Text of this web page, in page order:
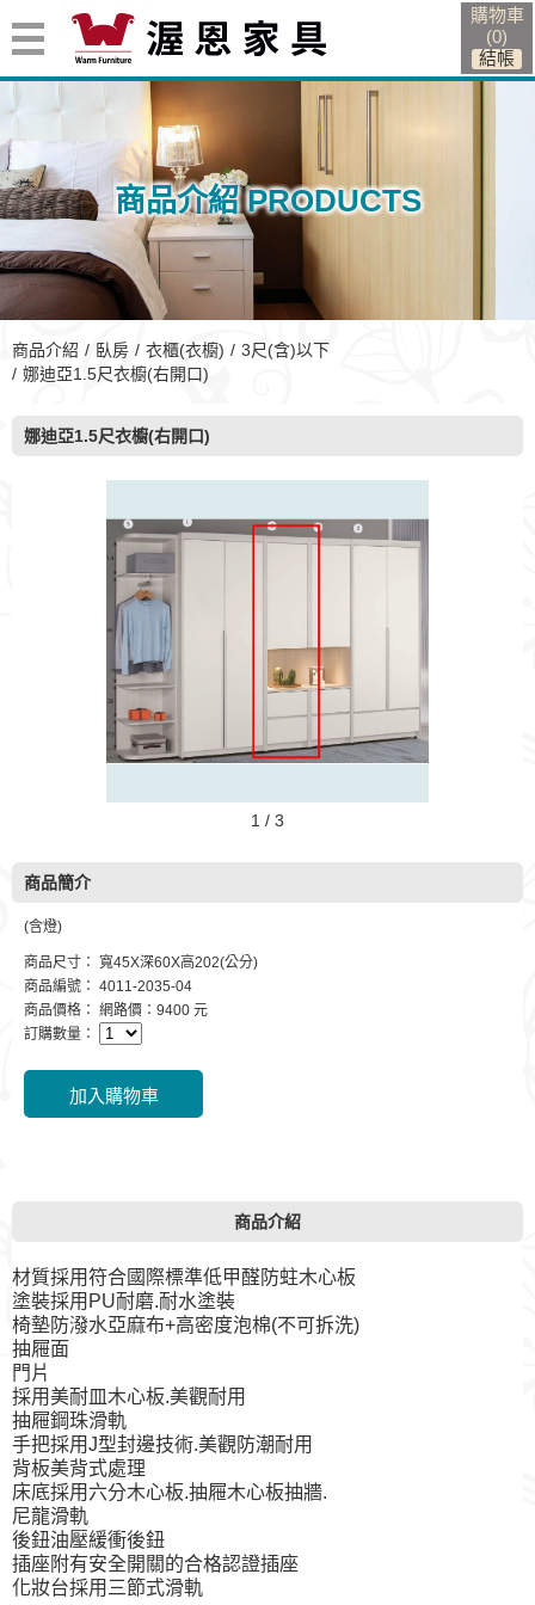
購物車
(0)
商品介紹 PRODUCTS
商品介紹 臥房 衣櫃(衣櫥)
3尺(含)以下
娜迪亞1.5尺衣櫥(右開口)
娜迪亞1.5尺衣櫥(右開口)
1 / 3
商品簡介
(含燈)
商品尺寸： 寬45X深60X高202(公分)
商品編號： 4011-2035-04
商品價格： 網路價：9400 元
訂購數量：
商品介紹
材質採用符合國際標準低甲醛防蛀木心板
塗裝採用PU耐磨.耐水塗裝
椅墊防潑水亞麻布+高密度泡棉(不可拆洗)
抽屜面
門片
採用美耐皿木心板.美觀耐用
抽屜鋼珠滑軌
手把採用J型封邊技術.美觀防潮耐用
背板美背式處理
床底採用六分木心板.抽屜木心板抽牆.
尼龍滑軌
後鈕油壓緩衝後鈕
插座附有安全開關的合格認證插座
化妝台採用三節式滑軌